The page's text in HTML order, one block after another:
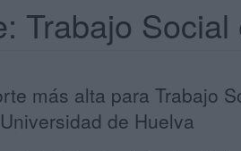
Trabajo
más alta para Trabajo
de Huelva